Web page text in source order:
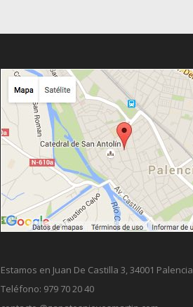
Estamos en Juan De Castilla 3, 34001 Palencia
Teléfono: 979 70 20 40